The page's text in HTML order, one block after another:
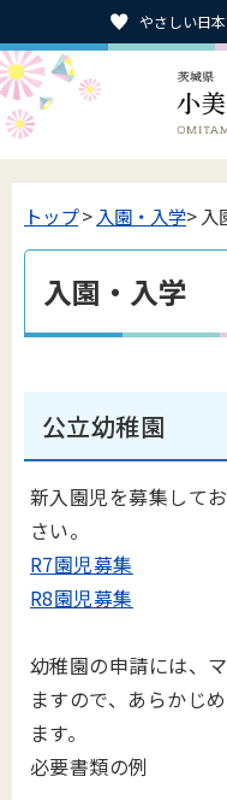
やさしい日
トップ> 入園・入学> 入
入園・入学
公立幼稚園
新入園児を募集して
さい。
R7園児募集
R8園児募集
幼稚園の申請には、
ますので、あらかじ
ます。
必要書類の例